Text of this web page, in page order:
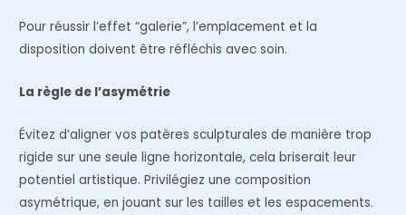
Pour réussir l’effet “galerie”, l’emplacement et la
disposition doivent être réfléchis avec soin.
La règle de l’asymétrie
Évitez d’aligner vos patères sculpturales de manière trop
rigide sur une seule ligne horizontale, cela briserait leur
potentiel artistique. Privilégiez une composition
asymétrique, en jouant sur les tailles et les espacements.